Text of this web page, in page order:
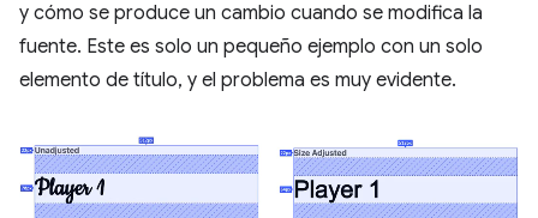
y cómo se produce un cambio cuando se modifica la
fuente. Este es solo un pequeño ejemplo con un solo
elemento de título, y el problema es muy evidente.